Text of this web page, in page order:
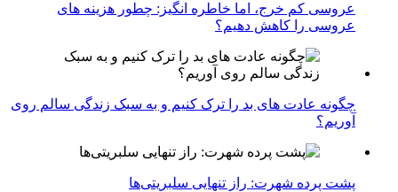
عروسی کم خرج، اما خاطره انگیز: چطور هزینه های
عروسی را کاهش دهیم؟
چگونه عادت‌ های بد را ترک کنیم و به سبک زندگی سالم روی
آوریم؟
پشت پرده شهرت: راز تنهایی سلبریتی‌ها